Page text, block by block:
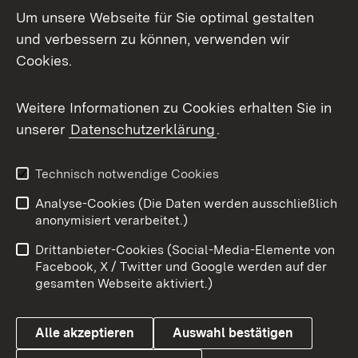
Facebook
X / Twitter
Youtube
Impressum
Kontakt
Barrierefreiheit
Datenschutz
Cookies
Um unsere Webseite für Sie optimal gestalten
und verbessern zu können, verwenden wir
Cookies.
Weitere Informationen zu Cookies erhalten Sie in
unserer Datenschutzerklärung.
Technisch notwendige Cookies
Analyse-Cookies (Die Daten werden ausschließlich
anonymisiert verarbeitet.)
Drittanbieter-Cookies (Social-Media-Elemente von
Facebook, X / Twitter und Google werden auf der
gesamten Webseite aktiviert.)
Alle akzeptieren Auswahl bestätigen